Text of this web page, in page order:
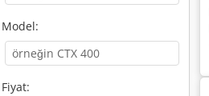
Model:
Fiyat: